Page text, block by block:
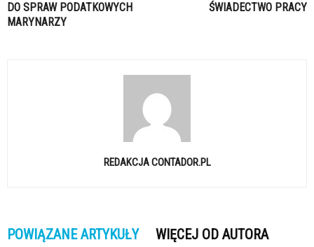
DO SPRAW PODATKOWYCH
MARYNARZY
ŚWIADECTWO PRACY
REDAKCJA CONTADOR.PL
POWIĄZANE ARTYKUŁY WIĘCEJ OD AUTORA